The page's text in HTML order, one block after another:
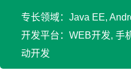
专长领域：Java EE,
开发平台：WEB开发, 手
动开发